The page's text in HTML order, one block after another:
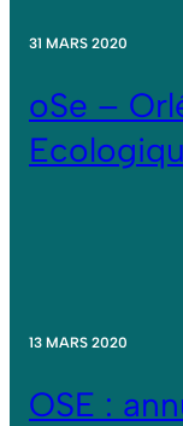
31 MARS 2020
oSe –
13 MARS 2020
OSE :